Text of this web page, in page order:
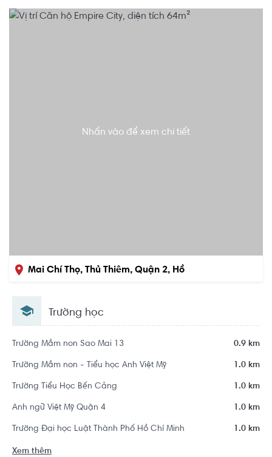
Nhấn vào để xem chi tiết
Mai Chí Thọ, Thủ Thiêm, Quận 2, Hồ
Khu dân cư Khu đô thị mới Thủ Thiêm
Trường học
Trường Mầm non Sao Mai 13 0.9 km
Trường Mầm non - Tiểu học Anh Việt Mỹ 1.0 km
Trường Tiểu Học Bến Cảng 1.0 km
Anh ngữ Việt Mỹ Quận 4 1.0 km
Trường Đại học Luật Thành Phố Hồ Chí Minh 1.0 km
Xem thêm